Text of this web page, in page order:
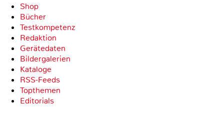
Shop
Bücher
Testkompetenz
Redaktion
Gerätedaten
Bildergalerien
Kataloge
RSS-Feeds
Topthemen
Editorials